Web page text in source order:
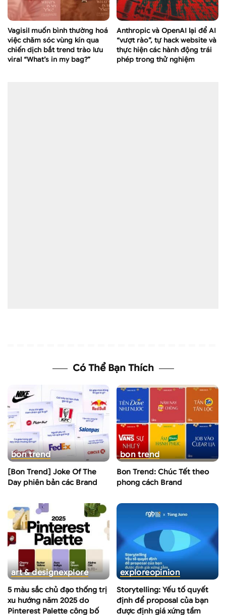
Vagisil muốn bình thường hoá
việc chăm sóc vùng kín qua
chiến dịch bắt trend trào lưu
viral “What’s in my bag?”
Anthropic và OpenAI lại để AI
“vượt rào”, tự hack website và
thực hiện các hành động trái
phép trong thử nghiệm
Có Thể Bạn Thích
bon trend
[Bon Trend] Joke Of The
Day phiên bản các Brand
bon trend
Bon Trend: Chúc Tết theo
phong cách Brand
art & designexplore
5 màu sắc chủ đạo thống trị
xu hướng năm 2025 do
Pinterest Palette công bố
exploreopinion
Storytelling: Yếu tố quyết
định để proposal của bạn
được định giá xứng tầm